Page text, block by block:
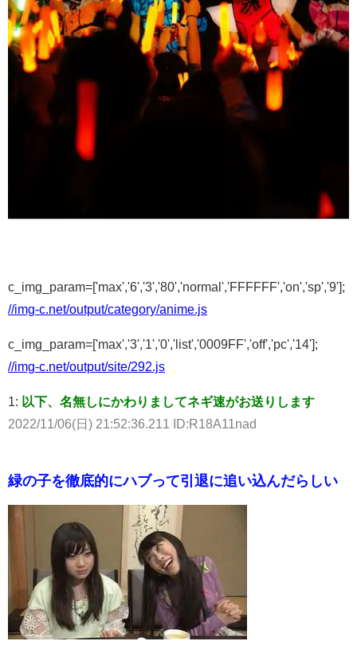
c_img_param=['max','6','3','80','normal','FFFFFF','on','sp','9'];
//img-c.net/output/category/anime.js
c_img_param=['max','3','1','0','list','0009FF','off','pc','14'];
//img-c.net/output/site/292.js
1: 以下、名無しにかわりましてネギ速がお送りします
2022/11/06(日) 21:52:36.211 ID:R18A11nad
緑の子を徹底的にハブって引退に追い込んだらしい